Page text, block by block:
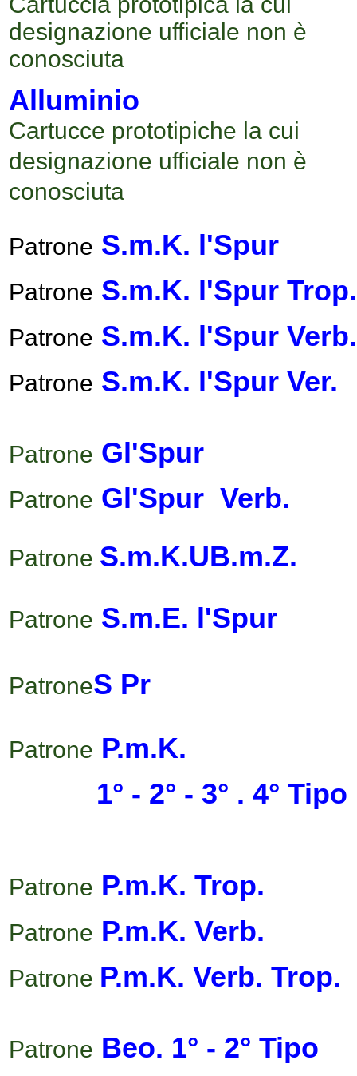
designazione ufficiale non è
conosciuta
Alluminio
Cartucce prototipiche la cui
designazione ufficiale non è
conosciuta
Patrone S.m.K. l'Spur
Patrone S.m.K. l'Spur Trop.
Patrone S.m.K. l'Spur Verb.
Patrone S.m.K. l'Spur Ver.
Patrone Gl'Spur
Patrone Gl'Spur Verb.
Patrone S.m.K.UB.m.Z.
Patrone S.m.E. l'Spur
PatroneS Pr
Patrone P.m.K.
1° - 2° - 3° . 4° Tipo
Patrone P.m.K. Trop.
Patrone P.m.K. Verb.
Patrone P.m.K. Verb. Trop.
Patrone Beo. 1° - 2° Tipo